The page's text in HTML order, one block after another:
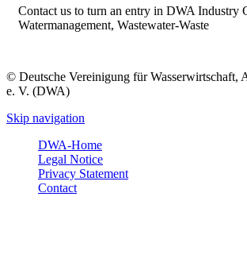
Contact us to turn an entry in DWA Industry
Watermanagement, Wastewater-Waste
© Deutsche Vereinigung für Wasserwirtschaft,
e. V. (DWA)
Skip navigation
DWA-Home
Legal Notice
Privacy Statement
Contact